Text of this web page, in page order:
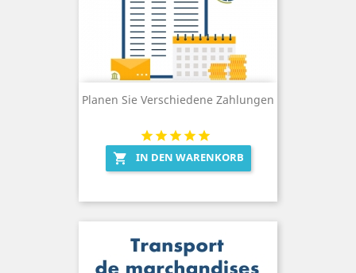
Planen Sie Verschiedene Zahlungen
 IN DEN WARENKORB